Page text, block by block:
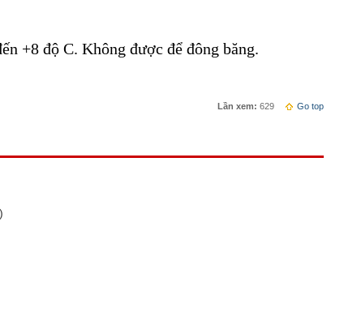
+8 độ C. Không được để đông băng.
Lần xem: 629 Go top